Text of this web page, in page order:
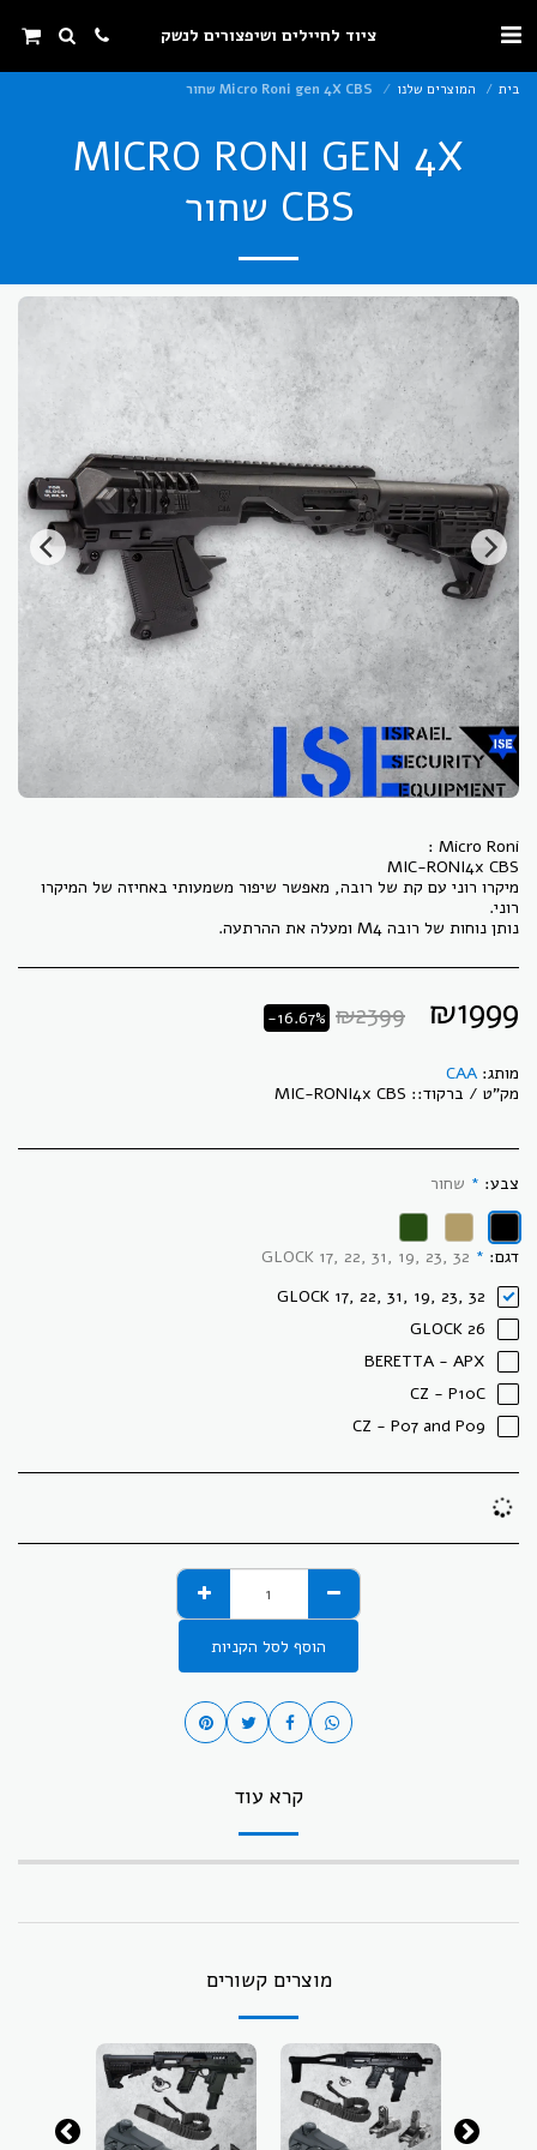
ציוד לחיילים ושיפצורים לנשק
בית המוצרים שלנו Micro Roni gen 4X CBS שחור
MICRO RONI GEN 4X
CBS שחור
מיקרו רוני עם קת של רובה, מאפשר שיפור משמעותי באחיזה של המיקרו
נותן נוחות של רובה M4 ומעלה את ההרתעה.
₪1999
₪2399
-16.67%
מותג: CAA
מק"ט / ברקוד:: MIC-RONI4x CBS
צבע: * שחור
דגם: *
GLOCK 17, 22, 31, 19, 23, 32
GLOCK 17, 22, 31, 19, 23, 32
GLOCK 26
BERETTA - APX
CZ - P10C
CZ - P07 and P09
הוסף לסל הקניות
קרא עוד
מוצרים קשורים